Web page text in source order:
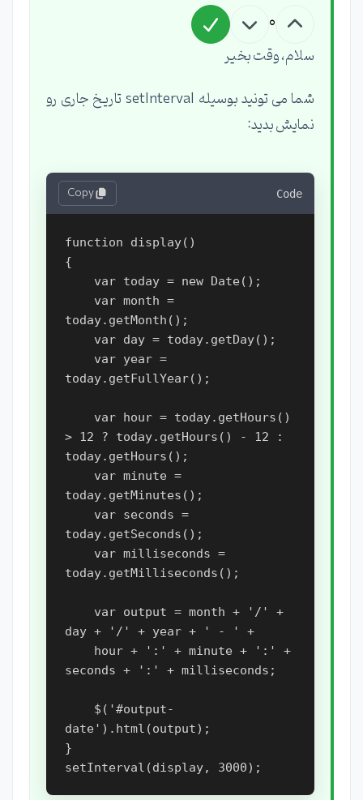
0
سلام، وقت بخیر
شما می تونید بوسیله setInterval تاریخ جاری رو
نمایش بدید:
Code
Copy
function display()
{
today.getMonth();
today.getFullYear();
> 12 ? today.getHours() - 12 :
today.getHours();
today.getMinutes();
today.getSeconds();
today.getMilliseconds();
day + '/' + year + ' - ' +
seconds + ':' + milliseconds;
date').html(output);
}